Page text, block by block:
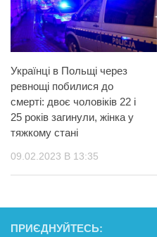
Українці в Польщі через
ревнощі побилися до
смерті: двоє чоловіків 22 і
25 років загинули, жінка у
тяжкому стані
09.02.2023 В 13:35
ПРИЄДНУЙТЕСЬ: